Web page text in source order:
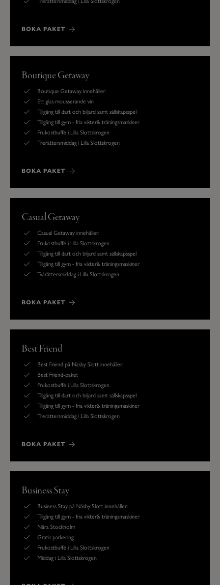
BOKA PAKET
Boutique Getaway
Boutique Getaway innehåller:
Ett glas mousserande vin
Tillgång till dart och biljard samt sällskapsspel
Tillgång till gym - fria vikter& träningsmaskiner
Frukostbuffé i Lilla Slottskrogen
Trerättersmiddag i Lilla Slottskrogen
BOKA PAKET
Casual Getaway
Casual Getaway innehåller:
Frukostbuffé i Lilla Slottskrogen
Tillgång till dart och biljard samt sällskapsspel
Tillgång till gym - fria vikter& träningsmaskiner
Tvårättersmiddag i Lilla Slottskrogen
BOKA PAKET
Best Friend
Best Friend på Näsby Slott innehåller:
Best Friend-paket
Frukostbuffé i Lilla Slottskrogen
Tillgång till dart och biljard samt sällskapsspel
Tillgång till gym - fria vikter& träningsmaskiner
Trerättersmiddag i Lilla Slottskrogen
BOKA PAKET
Business Stay
Business Stay på Näsby Slott innehåller:
Tillgång till gym - fria vikter& träningsmaskiner
Nära Stockholm
Gratis parkering
Frukostbuffé i Lilla Slottskrogen
Middag i Lilla Slottskrogen